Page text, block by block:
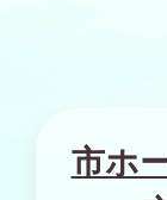
市ホ